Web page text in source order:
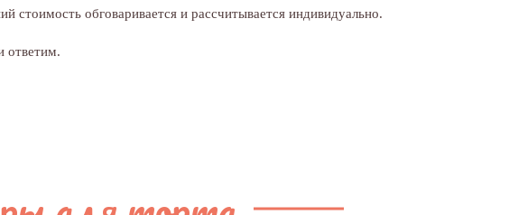
стоимость обговаривается и рассчитывается индивидуально.
ответим.